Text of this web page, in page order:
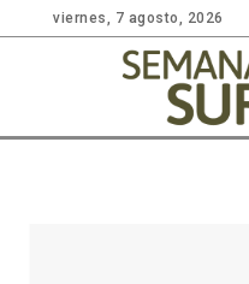
viernes, 7 agosto, 2026